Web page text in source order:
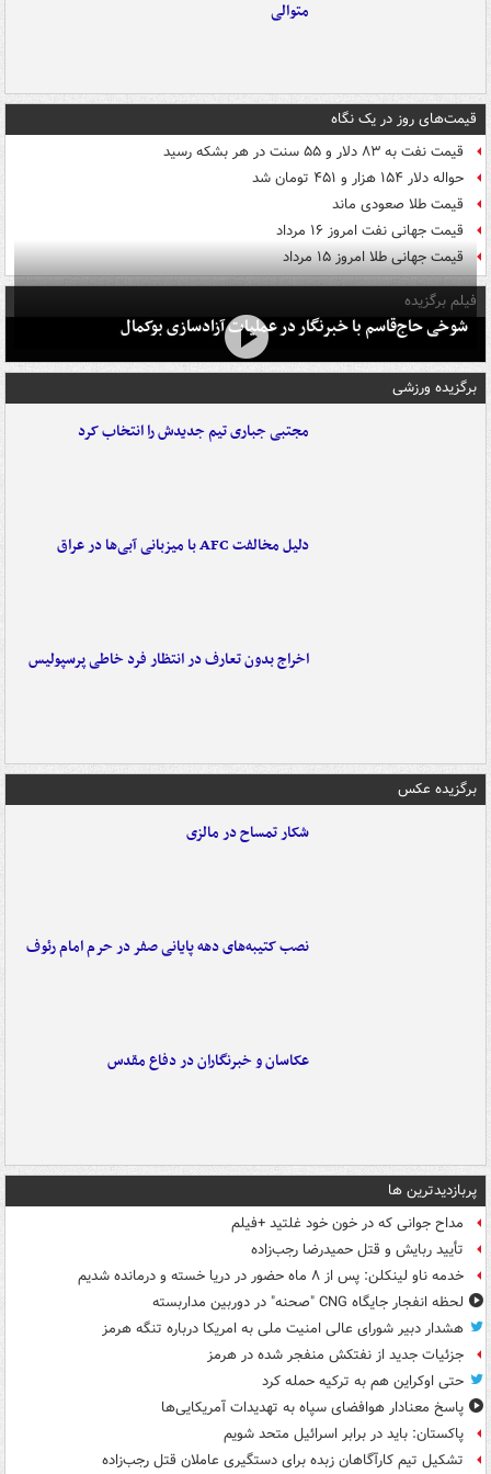
متوالی
قیمت‌های روز در یک نگاه
قیمت نفت به ۸۳ دلار و ۵۵ سنت در هر بشکه رسید
حواله دلار ۱۵۴ هزار و ۴۵۱ تومان شد
قیمت طلا صعودی ماند
قیمت جهانی نفت امروز ۱۶ مرداد
قیمت جهانی طلا امروز ۱۵ مرداد
فیلم برگزیده
شوخی حاج‌قاسم با خبرنگار در عملیات آزادسازی بوکمال
برگزیده ورزشی
مجتبی جباری تیم جدیدش را انتخاب کرد
دلیل مخالفت AFC با میزبانی آبی‌ها در عراق
اخراج بدون تعارف در انتظار فرد خاطی پرسپولیس
برگزیده عکس
شکار تمساح در مالزی
نصب کتیبه‌های دهه پایانی صفر در حرم امام رئوف
عکاسان و خبرنگاران در دفاع مقدس
پربازدیدترین ها
مداح جوانی که در خون خود غلتید +فیلم
تأیید ربایش و قتل حمیدرضا رجب‌زاده
خدمه ناو لینکلن: پس از ۸ ماه حضور در دریا خسته و درمانده‌ شدیم
لحظه انفجار جایگاه CNG "صحنه" در دوربین مداربسته
هشدار دبیر شورای عالی امنیت ملی به امریکا درباره تنگه هرمز
جزئیات جدید از نفتکش منفجر شده در هرمز
حتی اوکراین هم به ترکیه حمله کرد
پاسخ معنادار هوافضای سپاه به تهدیدات آمریکایی‌ها
پاکستان: باید در برابر اسرائیل متحد شویم
تشکیل تیم کارآگاهان زبده برای دستگیری عاملان قتل رجب‌زاده